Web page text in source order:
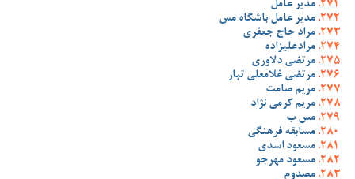
مدیر عامل
مدیر عامل باشگاه مس
مراد حاج جعفری
مرادعلیزاده
مرتضی دلاوری
مرتضی غلامعلی تبار
مریم صامت
مریم کرمی نژاد
مس ب
مسابقه فرهنگی
مسعود اسدی
مسعود مهرجو
مصدوم